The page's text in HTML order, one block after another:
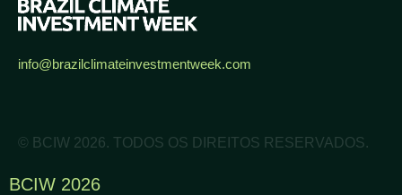
info@brazilclimateinvestmentweek.com
© BCIW 2026. TODOS OS DIREITOS RESERVADOS.
BCIW 2026